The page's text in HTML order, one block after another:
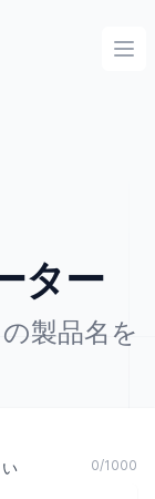
ター
製品名を
0/1000